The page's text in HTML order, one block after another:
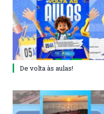
De volta às aulas!